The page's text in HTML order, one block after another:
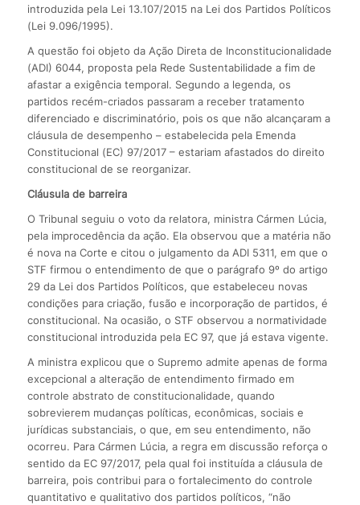
introduzida pela Lei 13.107/2015 na Lei dos Partidos Políticos
(Lei 9.096/1995).
A questão foi objeto da Ação Direta de Inconstitucionalidade
(ADI) 6044, proposta pela Rede Sustentabilidade a fim de
afastar a exigência temporal. Segundo a legenda, os
partidos recém-criados passaram a receber tratamento
diferenciado e discriminatório, pois os que não alcançaram a
cláusula de desempenho – estabelecida pela Emenda
Constitucional (EC) 97/2017 – estariam afastados do direito
constitucional de se reorganizar.
Cláusula de barreira
O Tribunal seguiu o voto da relatora, ministra Cármen Lúcia,
pela improcedência da ação. Ela observou que a matéria não
é nova na Corte e citou o julgamento da ADI 5311, em que o
STF firmou o entendimento de que o parágrafo 9º do artigo
29 da Lei dos Partidos Políticos, que estabeleceu novas
condições para criação, fusão e incorporação de partidos, é
constitucional. Na ocasião, o STF observou a normatividade
constitucional introduzida pela EC 97, que já estava vigente.
A ministra explicou que o Supremo admite apenas de forma
excepcional a alteração de entendimento firmado em
controle abstrato de constitucionalidade, quando
sobrevierem mudanças políticas, econômicas, sociais e
jurídicas substanciais, o que, em seu entendimento, não
ocorreu. Para Cármen Lúcia, a regra em discussão reforça o
sentido da EC 97/2017, pela qual foi instituída a cláusula de
barreira, pois contribui para o fortalecimento do controle
quantitativo e qualitativo dos partidos políticos, “não